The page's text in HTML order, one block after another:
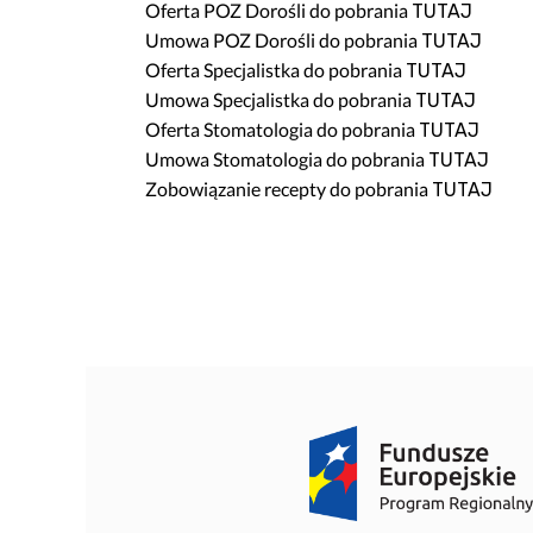
Bezpieczeństwo informacji
Sygnaliści
O nas
Kwartalnik
Przygotowanie
Karta Praw
Deklaracja POZ
Dokumenty do
Oferta POZ Dorośli do pobrania TUTAJ
Umowa POZ Dorośli do pobrania TUTAJ
Oferta Specjalistka do pobrania TUTAJ
Umowa Specjalistka do pobrania TUTAJ
Oferta Stomatologia do pobrania TUTAJ
Umowa Stomatologia do pobrania TUTAJ
Zobowiązanie recepty do pobrania TUTAJ